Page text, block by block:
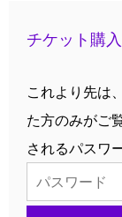
チケット購
これより先は
た方のみがご
されるパスワ